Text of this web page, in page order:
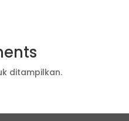
ditampilkan.